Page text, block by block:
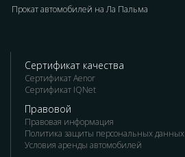
Прокат автомобилей на Ла Пальма
Сертификат качества
Сертификат Aenor
Сертификат IQNet
Правовой
Правовая информация
Политика защиты персональных данных
Условия аренды автомобилей